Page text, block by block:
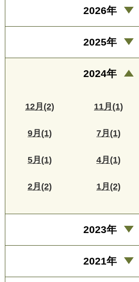
2026年
2025年
2024年
12月(2) 11月(1)
9月(1) 7月(1)
5月(1) 4月(1)
2月(2) 1月(2)
2023年
2021年